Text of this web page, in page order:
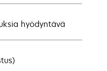
hyödyntävä